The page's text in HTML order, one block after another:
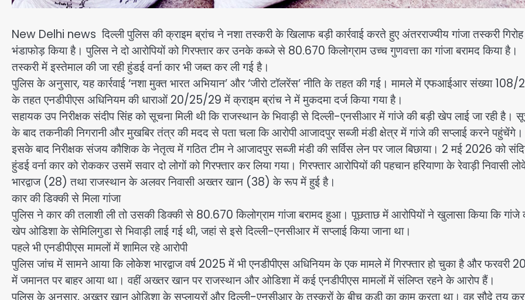
New Delhi news दिल्ली पुलिस की क्राइम ब्रांच ने नशा तस्करी के खिलाफ बड़ी कार्रवाई करते हुए अंतरराज्यीय गांजा तस्करी
भंडाफोड़ किया है। पुलिस ने दो आरोपियों को गिरफ्तार कर उनके कब्जे से 80.670 किलोग्राम उच्च गुणवत्ता का गांजा बरामद किया है।
तस्करी में इस्तेमाल की जा रही हुंडई वर्ना कार भी जब्त कर ली गई है।
पुलिस के अनुसार, यह कार्रवाई ‘नशा मुक्त भारत अभियान’ और ‘जीरो टॉलरेंस’ नीति के तहत की गई। मामले में एफआईआर संख्या
के तहत एनडीपीएस अधिनियम की धाराओं 20/25/29 में क्राइम ब्रांच ने में मुकदमा दर्ज किया गया है।
सहायक उप निरीक्षक संदीप सिंह को सूचना मिली थी कि राजस्थान के भिवाड़ी से दिल्ली-एनसीआर में गांजे की बड़ी खेप लाई जा रही है।
के बाद तकनीकी निगरानी और मुखबिर तंत्र की मदद से पता चला कि आरोपी आजादपुर सब्जी मंडी क्षेत्र में गांजे की सप्लाई करने पहुंचेंगे।
इसके बाद निरीक्षक संजय कौशिक के नेतृत्व में गठित टीम ने आजादपुर सब्जी मंडी की सर्विस लेन पर जाल बिछाया। 2 मई 2026 को
हुंडई वर्ना कार को रोककर उसमें सवार दो लोगों को गिरफ्तार कर लिया गया। गिरफ्तार आरोपियों की पहचान हरियाणा के रेवाड़ी निवासी
भारद्वाज (28) तथा राजस्थान के अलवर निवासी अख्तर खान (38) के रूप में हुई है।
कार की डिक्की से मिला गांजा
पुलिस ने कार की तलाशी ली तो उसकी डिक्की से 80.670 किलोग्राम गांजा बरामद हुआ। पूछताछ में आरोपियों ने खुलासा किया कि गांजे
खेप ओडिशा के सेमिलिगुडा से भिवाड़ी लाई गई थी, जहां से इसे दिल्ली-एनसीआर में सप्लाई किया जाना था।
पहले भी एनडीपीएस मामलों में शामिल रहे आरोपी
पुलिस जांच में सामने आया कि लोकेश भारद्वाज वर्ष 2025 में भी एनडीपीएस अधिनियम के एक मामले में गिरफ्तार हो चुका है और फरवरी
में जमानत पर बाहर आया था। वहीं अख्तर खान पर राजस्थान और ओडिशा में कई एनडीपीएस मामलों में संलिप्त रहने के आरोप हैं।
पुलिस के अनुसार, अख्तर खान ओडिशा के सप्लायरों और दिल्ली-एनसीआर के तस्करों के बीच कड़ी का काम करता था। वह सौदे तय